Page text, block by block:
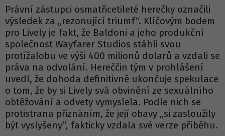
Právní zástupci osmatřicetileté herečky označili
výsledek za „rezonující triumf“. Klíčovým bodem
pro Lively je fakt, že Baldoni a jeho produkční
společnost Wayfarer Studios stáhli svou
protížalobu ve výši 400 milionů dolarů a vzdali se
práva na odvolání. Hereččin tým v prohlášení
uvedl, že dohoda definitivně ukončuje spekulace
o tom, že by si Lively svá obvinění ze sexuálního
obtěžování a odvety vymyslela. Podle nich se
protistrana přiznáním, že její obavy „si zasloužily
být vyslyšeny“, fakticky vzdala své verze příběhu.